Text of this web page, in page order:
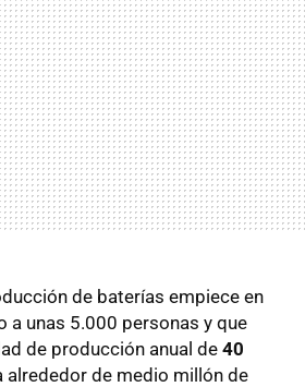
de baterías empiece en
a unas 5.000 personas y que
de producción anual de40
alrededor de medio millón de